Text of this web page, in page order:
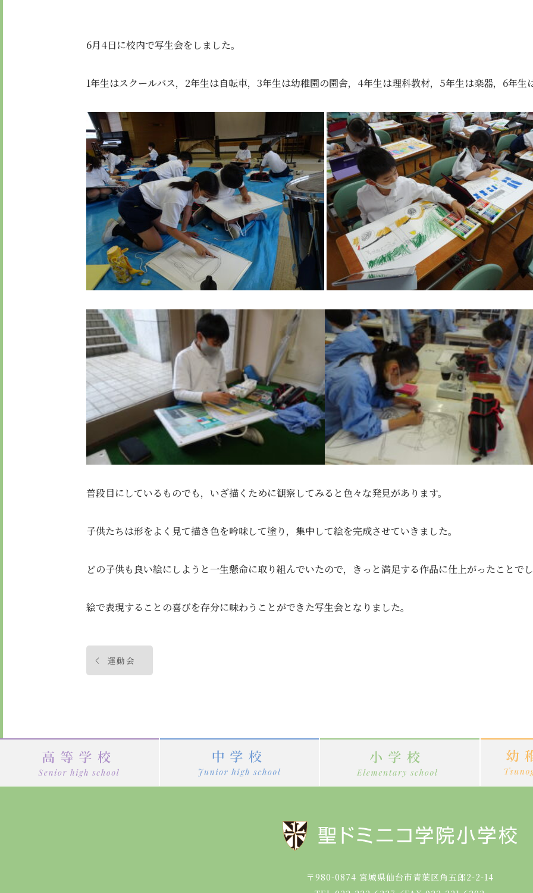
6月4日に校内で写生会をしました。
1年生はスクールバス，2年生は自転車，3年生は幼稚園の園舎，4年生は理科教材，5年生は楽器，6年生
普段目にしているものでも，いざ描くために観察してみると色々な発見があります。
子供たちは形をよく見て描き色を吟味して塗り，集中して絵を完成させていきました。
どの子供も良い絵にしようと一生懸命に取り組んでいたので，きっと満足する作品に仕上がったことで
絵で表現することの喜びを存分に味わうことができた写生会となりました。
投
稿
ゲ
ー
運動会
〒980-0874 宮城県仙台市青葉区角五郎2-2-14